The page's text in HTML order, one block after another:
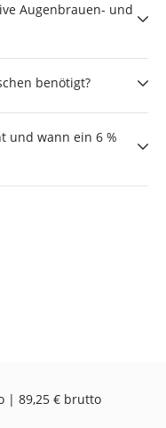
Augenbrauen- und
benötigt?
und wann ein 6 %
| 89,25 € brutto